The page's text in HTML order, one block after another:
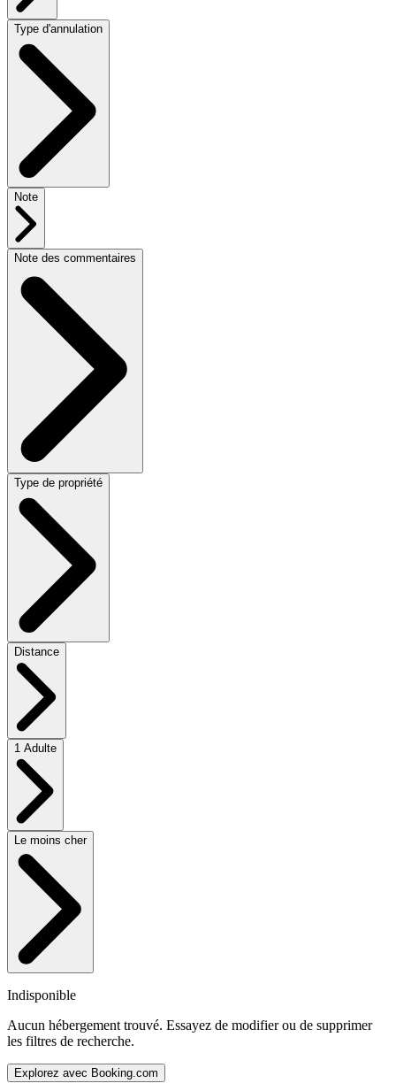
Type d'annulation
Note
Note des commentaires
Type de propriété
Distance
1 Adulte
Le moins cher
Indisponible
Aucun hébergement trouvé. Essayez de modifier ou de supprimer
les filtres de recherche.
Explorez avec Booking.com